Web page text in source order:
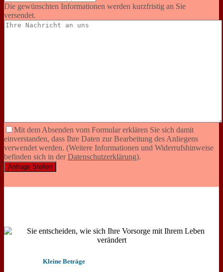
Die gewünschten Informationen werden kurzfristig an Sie
versendet.
Mit dem Absenden vom Formular erklären Sie sich damit
einverstanden, dass Ihre Daten zur Bearbeitung des Anliegens
verwendet werden. (Weitere Informationen und Widerrufshinweise
befinden sich in derDatenschutzerklärung).
Kleine Beträge